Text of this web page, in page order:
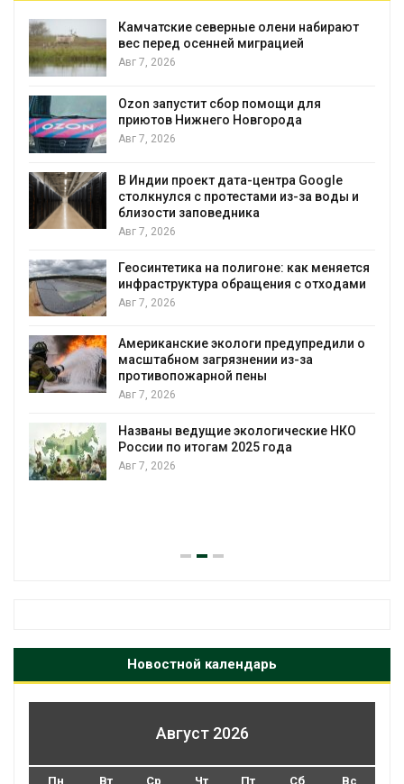
Камчатские северные олени набирают
вес перед осенней миграцией
Авг 7, 2026
Ozon запустит сбор помощи для
приютов Нижнего Новгорода
Авг 7, 2026
В Индии проект дата-центра Google
столкнулся с протестами из-за воды и
близости заповедника
Авг 7, 2026
Геосинтетика на полигоне: как меняется
инфраструктура обращения с отходами
Авг 7, 2026
Американские экологи предупредили о
масштабном загрязнении из-за
противопожарной пены
Авг 7, 2026
Названы ведущие экологические НКО
России по итогам 2025 года
Авг 7, 2026
Новостной календарь
Август 2026
Пн Вт Ср Чт Пт Сб Вс